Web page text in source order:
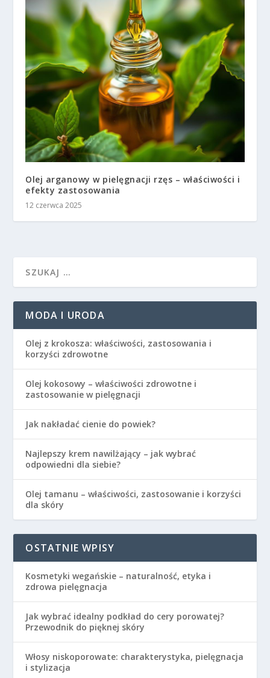
Olej arganowy w pielęgnacji rzęs – właściwości i
efekty zastosowania
12 czerwca 2025
MODA I URODA
Olej z krokosza: właściwości, zastosowania i
korzyści zdrowotne
Olej kokosowy – właściwości zdrowotne i
zastosowanie w pielęgnacji
Jak nakładać cienie do powiek?
Najlepszy krem nawilżający – jak wybrać
odpowiedni dla siebie?
Olej tamanu – właściwości, zastosowanie i korzyści
dla skóry
OSTATNIE WPISY
Kosmetyki wegańskie – naturalność, etyka i
zdrowa pielęgnacja
Jak wybrać idealny podkład do cery porowatej?
Przewodnik do pięknej skóry
Włosy niskoporowate: charakterystyka, pielęgnacja
i stylizacja